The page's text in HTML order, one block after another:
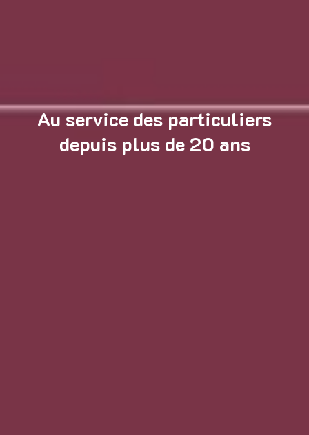
Au service des particuliers
depuis plus de 20 ans